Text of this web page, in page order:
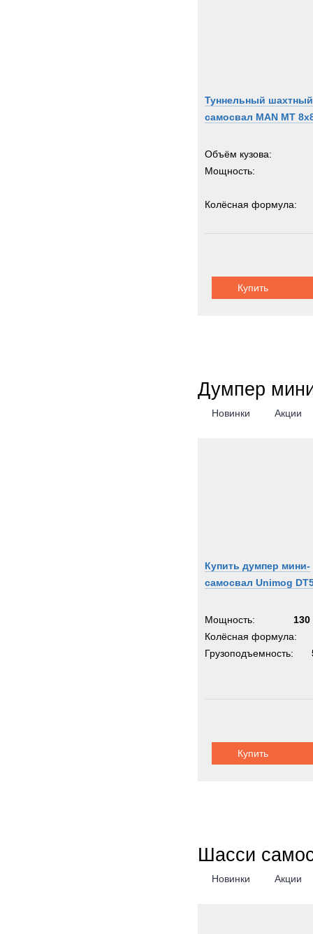
Туннельный шахтный
самосвал MAN MT
Объём кузова:
Мощность:
Колёсная формула:
Купить
Думпер
Новинки Акции
Купить думпер мини-
самосвал Unimog
Мощность:
130
Колёсная формула:
Грузоподъемность:
Купить
Шасси
Новинки Акции